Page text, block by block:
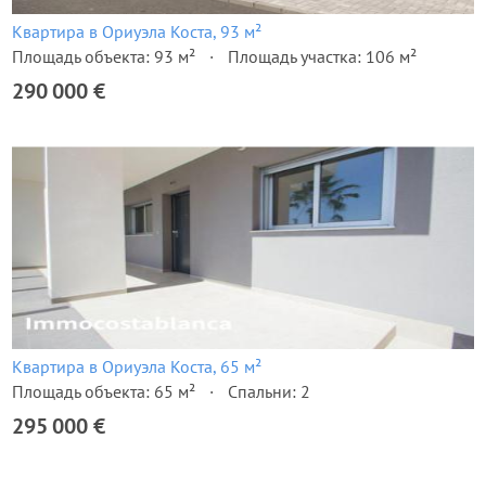
Квартира в Ориуэла Коста, 93 м²
Площадь объекта: 93 м²
Площадь участка: 106 м²
290 000 €
Квартира в Ориуэла Коста, 65 м²
Площадь объекта: 65 м²
Спальни: 2
295 000 €